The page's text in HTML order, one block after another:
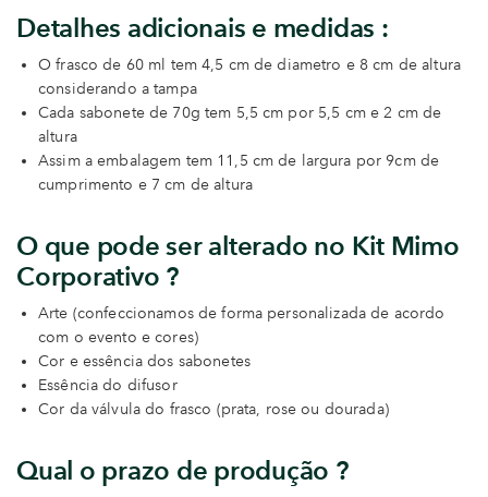
Detalhes adicionais e medidas :
O frasco de 60 ml tem 4,5 cm de diametro e 8 cm de altura
considerando a tampa
Cada sabonete de 70g tem 5,5 cm por 5,5 cm e 2 cm de
altura
Assim a embalagem tem 11,5 cm de largura por 9cm de
cumprimento e 7 cm de altura
O que pode ser alterado no Kit Mimo
Corporativo ?
Arte (confeccionamos de forma personalizada de acordo
com o evento e cores)
Cor e essência dos sabonetes
Essência do difusor
Cor da válvula do frasco (prata, rose ou dourada)
Qual o prazo de produção ?